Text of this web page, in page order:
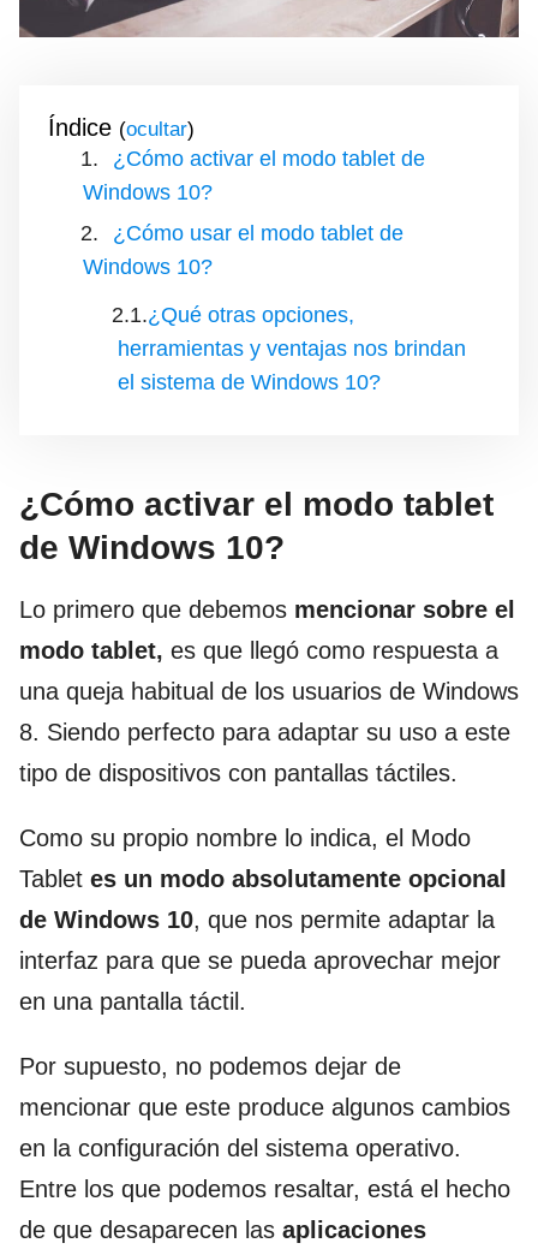
Índice ( )
¿Cómo activar el modo tablet de
Windows 10?
¿Cómo usar el modo tablet de
Windows 10?
¿Qué otras opciones,
herramientas y ventajas nos brindan
el sistema de Windows 10?
¿Cómo activar el modo tablet
de Windows 10?
Lo primero que debemos mencionar sobre el
modo tablet, es que llegó como respuesta a
una queja habitual de los usuarios de Windows
8. Siendo perfecto para adaptar su uso a este
tipo de dispositivos con pantallas táctiles.
Como su propio nombre lo indica, el Modo
Tablet es un modo absolutamente opcional
de Windows 10, que nos permite adaptar la
interfaz para que se pueda aprovechar mejor
en una pantalla táctil.
Por supuesto, no podemos dejar de
mencionar que este produce algunos cambios
en la configuración del sistema operativo.
Entre los que podemos resaltar, está el hecho
de que desaparecen las aplicaciones